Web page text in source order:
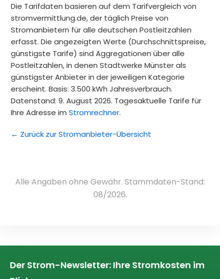
Die Tarifdaten basieren auf dem Tarifvergleich von
stromvermittlung.de, der täglich Preise von
Stromanbietern für alle deutschen Postleitzahlen
erfasst. Die angezeigten Werte (Durchschnittspreise,
günstigste Tarife) sind Aggregationen über alle
Postleitzahlen, in denen Stadtwerke Münster als
günstigster Anbieter in der jeweiligen Kategorie
erscheint. Basis: 3.500 kWh Jahresverbrauch.
Datenstand: 9. August 2026. Tagesaktuelle Tarife für
Ihre Adresse imStromrechner.
← Zurück zur Stromanbieter-Übersicht
Alle Angaben ohne Gewähr. Stammdaten-Stand:
08/2026.
Der Strom-Newsletter: Ihre Stromkosten im